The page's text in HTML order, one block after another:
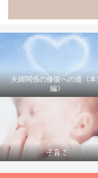
夫婦関係の修復への道《本
編》
子育て